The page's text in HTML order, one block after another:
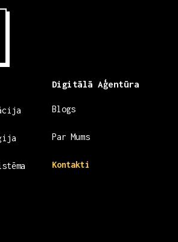
Digitālā Aģentūra
Blogs
Par Mums
Kontakti